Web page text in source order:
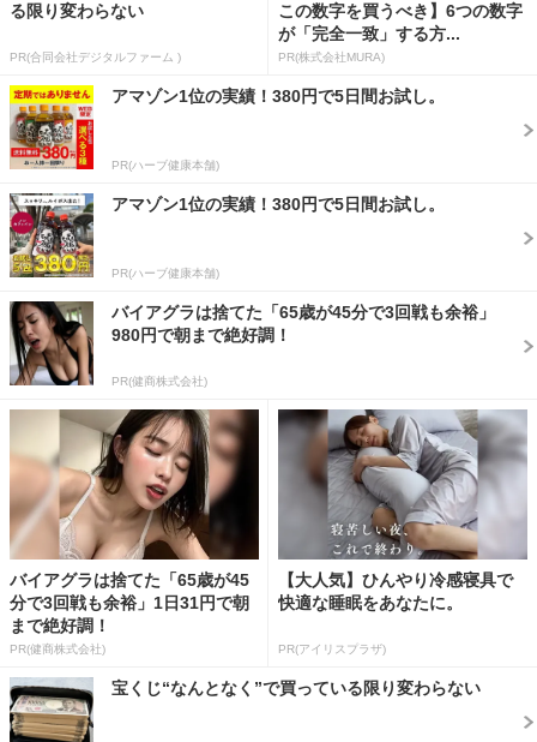
る限り変わらない
PR(合同会社デジタルファーム )
この数字を買うべき】6つの数字
が「完全一致」する方...
PR(株式会社MURA)
アマゾン1位の実績！380円で5日間お試し。
PR(ハーブ健康本舗)
アマゾン1位の実績！380円で5日間お試し。
PR(ハーブ健康本舗)
バイアグラは捨てた「65歳が45分で3回戦も余裕」
980円で朝まで絶好調！
PR(健商株式会社)
バイアグラは捨てた「65歳が45
分で3回戦も余裕」1日31円で朝
まで絶好調！
PR(健商株式会社)
【大人気】ひんやり冷感寝具で
快適な睡眠をあなたに。
PR(アイリスプラザ)
宝くじ“なんとなく”で買っている限り変わらない